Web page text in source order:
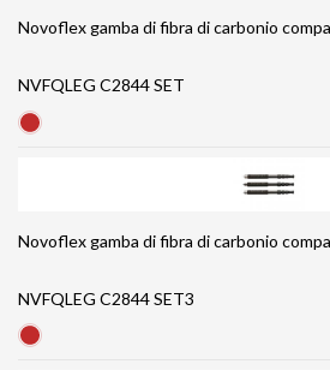
Novoflex gamba di fibra di carbonio
NVFQLEG C2844 SET
Novoflex gamba di fibra di carbonio
NVFQLEG C2844 SET3